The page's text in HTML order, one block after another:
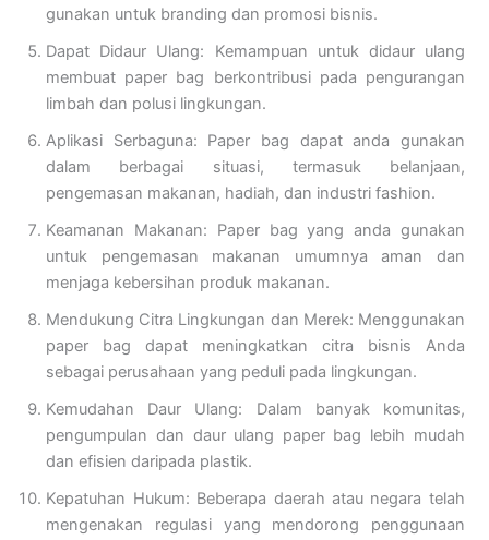
gunakan untuk branding dan promosi bisnis.
Dapat Didaur Ulang: Kemampuan untuk didaur ulang
membuat paper bag berkontribusi pada pengurangan
limbah dan polusi lingkungan.
Aplikasi Serbaguna: Paper bag dapat anda gunakan
dalam berbagai situasi, termasuk belanjaan,
pengemasan makanan, hadiah, dan industri fashion.
Keamanan Makanan: Paper bag yang anda gunakan
untuk pengemasan makanan umumnya aman dan
menjaga kebersihan produk makanan.
Mendukung Citra Lingkungan dan Merek: Menggunakan
paper bag dapat meningkatkan citra bisnis Anda
sebagai perusahaan yang peduli pada lingkungan.
Kemudahan Daur Ulang: Dalam banyak komunitas,
pengumpulan dan daur ulang paper bag lebih mudah
dan efisien daripada plastik.
Kepatuhan Hukum: Beberapa daerah atau negara telah
mengenakan regulasi yang mendorong penggunaan